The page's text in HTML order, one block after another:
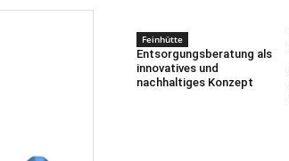
Feinhütte
Entsorgungsberatung als
innovatives und
nachhaltiges Konzept